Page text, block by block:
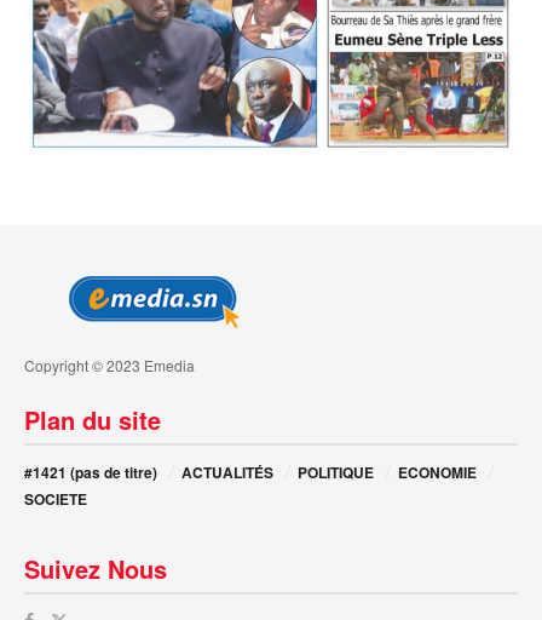
Copyright © 2023 Emedia
Plan du site
#1421 (pas de titre) ACTUALITÉS POLITIQUE
ECONOMIE
SOCIETE
Suivez Nous